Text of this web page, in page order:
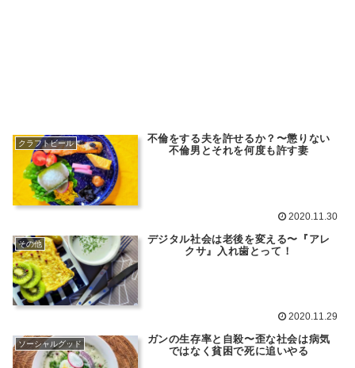
クラフトビール
不倫をする夫を許せるか？〜懲りない
不倫男とそれを何度も許す妻
2020.11.30
その他
デジタル社会は老後を変える〜『アレ
クサ』入れ歯とって！
2020.11.29
ソーシャルグッド
ガンの生存率と自殺〜歪な社会は病気
ではなく貧困で死に追いやる